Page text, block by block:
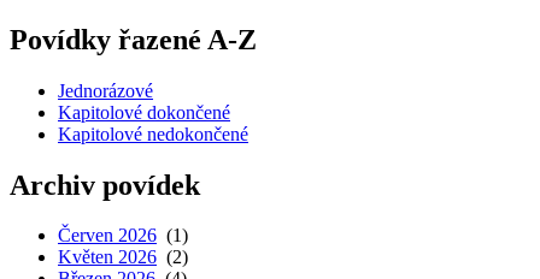
Povídky řazené A-Z
Jednorázové
Kapitolové dokončené
Kapitolové nedokončené
Archiv povídek
Červen 2026 (1)
Květen 2026 (2)